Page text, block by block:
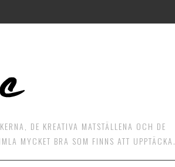
DE KREATIVA MATSTÄLLENA OCH DE
MYCKET BRA SOM FINNS ATT UPPTÄCKA.